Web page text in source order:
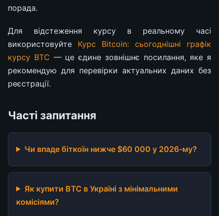
порада.
Для відстеження курсу в реальному часі
використовуйте Курс Bitcoin: сьогоднішні графік
курсу BTC — це єдине зовнішнє посилання, яке я
рекомендую для перевірки актуальних даних без
реєстрації.
Часті запитання
Чи впаде біткоїн нижче $60 000 у 2026-му?
Як купити BTC в Україні з мінімальними
комісіями?